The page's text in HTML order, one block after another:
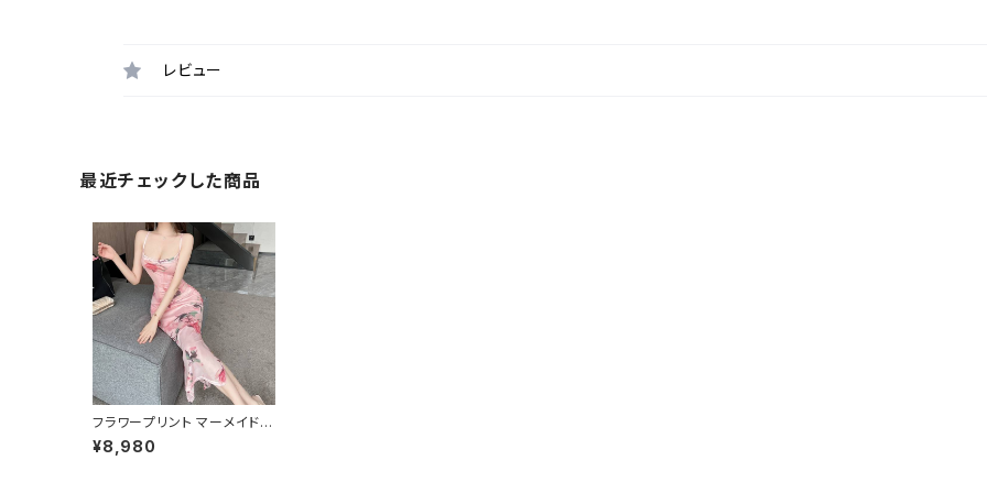
レビュー
最近チェックした商品
フラワープリント マーメイド
ベアワンピース スリット入り
キャミドレス タイトロングドレ
¥8,980